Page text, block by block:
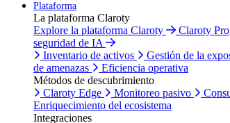
Plataforma
La plataforma Claroty
Explore la plataforma Claroty
Claroty
seguridad de IA
Inventario de activos
Gestión de la
de amenazas
Eficiencia operativa
Métodos de descubrimiento
Claroty Edge
Monitoreo pasivo
Enriquecimiento del ecosistema
Integraciones